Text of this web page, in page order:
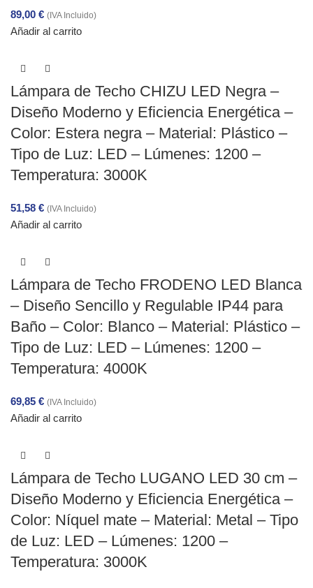
89,00 € (IVA Incluido)
Añadir al carrito
Lámpara de Techo CHIZU LED Negra –
Diseño Moderno y Eficiencia Energética –
Color: Estera negra – Material: Plástico –
Tipo de Luz: LED – Lúmenes: 1200 –
Temperatura: 3000K
51,58 € (IVA Incluido)
Añadir al carrito
Lámpara de Techo FRODENO LED Blanca
– Diseño Sencillo y Regulable IP44 para
Baño – Color: Blanco – Material: Plástico –
Tipo de Luz: LED – Lúmenes: 1200 –
Temperatura: 4000K
69,85 € (IVA Incluido)
Añadir al carrito
Lámpara de Techo LUGANO LED 30 cm –
Diseño Moderno y Eficiencia Energética –
Color: Níquel mate – Material: Metal – Tipo
de Luz: LED – Lúmenes: 1200 –
Temperatura: 3000K